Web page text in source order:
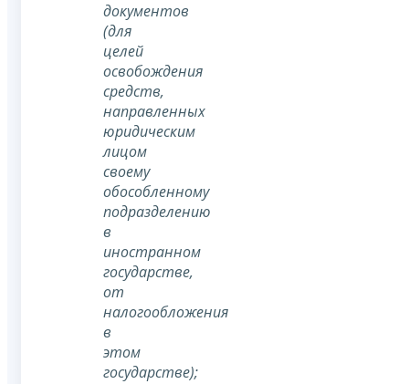
документов
(для
целей
освобождения
средств,
направленных
юридическим
лицом
своему
обособленному
подразделению
в
иностранном
государстве,
от
налогообложения
в
этом
государстве);